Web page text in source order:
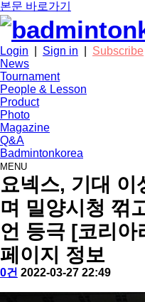
본문 바로가기
Login Sign in
Subscribe
News
Tournament
People & Lesson
Product
Photo
Magazine
Q&A
Badmintonkorea
MENU
news
요넥스, 기대 이
며 밀양시청 꺾
언 등극 [코리아
페이지 정보
작
배
댓
0건 작
2022-03-27 22:49
본